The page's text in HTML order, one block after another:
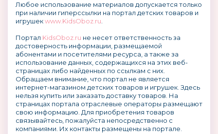
Любое использование материалов допускается только
при наличии гиперссылки на портал детских товаров и
игрушекwww.KidsOboz.ru
Портал KidsOboz.ru не несет ответственность за
достоверность информации, размещаемой
абонентами и посетителями ресурса, а также за
использование данных, содержащихся на этих веб-
страницах либо найденных по ссылкам с них.
Обращаем внимание, что портал не является
интернет-магазином детских товаров и игрушек. Здесь
нельзя купить или заказать доставку товаров. На
страницах портала отраслевые операторы размещают
свою информацию. Для приобретения товаров
связывайтесь, пожалуйста непосредственно с
компаниями. Их контакты размещены на портале.